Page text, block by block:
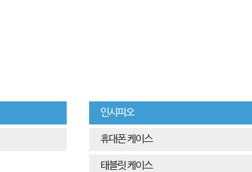
인시피오
휴대폰 케이스
태블릿 케이스